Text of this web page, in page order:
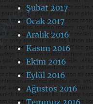
Şubat 2017
Ocak 2017
Aralık 2016
Kasım 2016
Ekim 2016
Eylül 2016
Ağustos 2016
Temmuz 2016